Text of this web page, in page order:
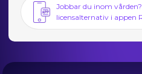
Jobbar du inom
licensalternativ i appen